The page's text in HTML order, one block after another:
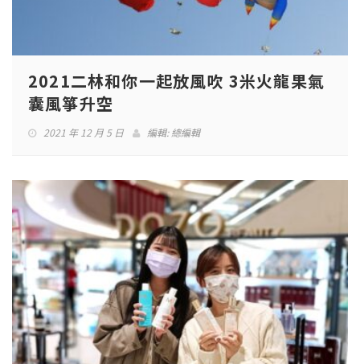
2021二林和你一起放風吹 3米火龍果氣
囊風箏升空
2021 年 12 月 5 日 編輯:總編輯